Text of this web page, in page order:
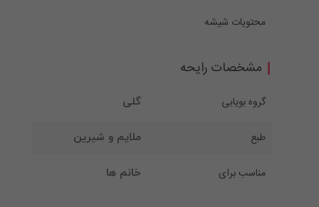
محتویات شیشه
مشخصات رایحه
گروه بویایی گلی
طبع ملایم و شیرین
مناسب برای خانم ها